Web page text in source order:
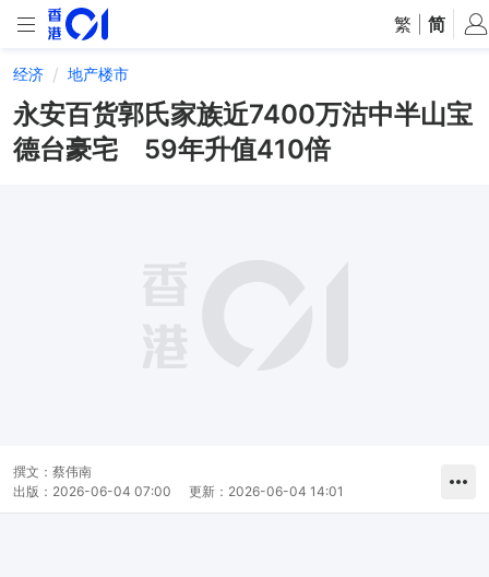
繁 简
经济 地产楼市
永安百货郭氏家族近7400万沽中半山宝
德台豪宅 59年升值410倍
撰文： 蔡伟南
出版： 2026-06-04 07:00 更新： 2026-06-04 14:01